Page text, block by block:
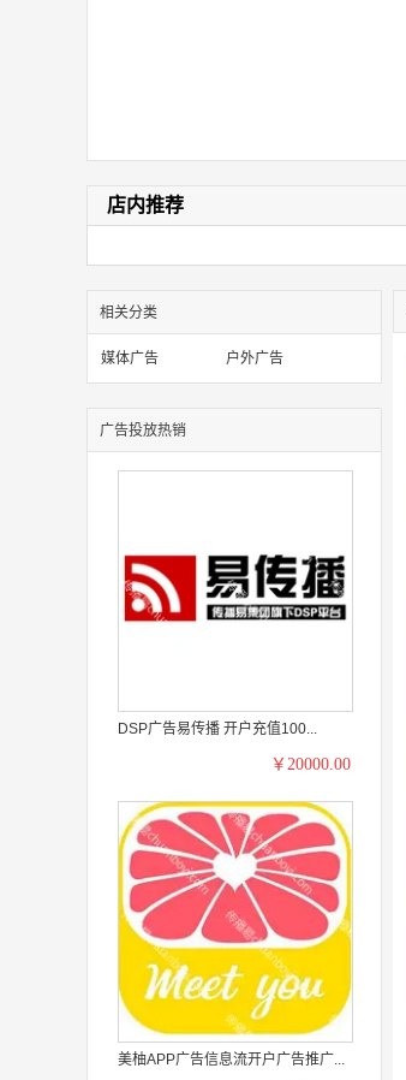
店内推荐
相关分类
媒体广告 户外广告
广告投放热销
DSP广告易传播 开户充值100...
￥20000.00
美柚APP广告信息流开户广告推广...